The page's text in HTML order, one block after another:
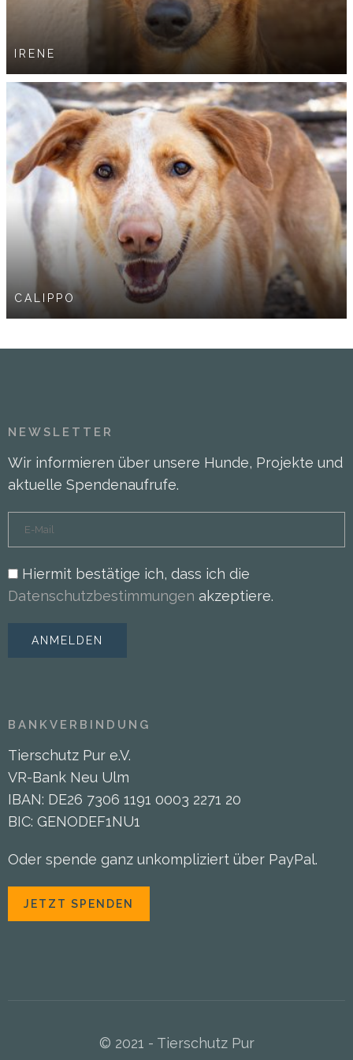
IRENE
CALIPPO
NEWSLETTER
Wir informieren über unsere Hunde, Projekte und
aktuelle Spendenaufrufe.
Hiermit bestätige ich, dass ich die
Datenschutzbestimmungen akzeptiere.
BANKVERBINDUNG
Tierschutz Pur e.V.
VR-Bank Neu Ulm
IBAN: DE26 7306 1191 0003 2271 20
BIC: GENODEF1NU1
Oder spende ganz unkompliziert über PayPal.
JETZT SPENDEN
© 2021 - Tierschutz Pur